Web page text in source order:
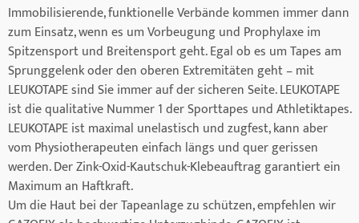
Immobilisierende, funktionelle Verbände kommen immer dann
zum Einsatz, wenn es um Vorbeugung und Prophylaxe im
Spitzensport und Breitensport geht. Egal ob es um Tapes am
Sprunggelenk oder den oberen Extremitäten geht – mit
LEUKOTAPE sind Sie immer auf der sicheren Seite. LEUKOTAPE
ist die qualitative Nummer 1 der Sporttapes und Athletiktapes.
LEUKOTAPE ist maximal unelastisch und zugfest, kann aber
vom Physiotherapeuten einfach längs und quer gerissen
werden. Der Zink-Oxid-Kautschuk-Klebeauftrag garantiert ein
Maximum an Haftkraft.
Um die Haut bei der Tapeanlage zu schützen, empfehlen wir